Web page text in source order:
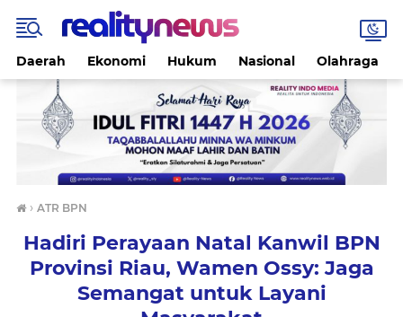
Daerah Ekonomi Hukum Nasional Olahraga
› ATR BPN
Hadiri Perayaan Natal Kanwil BPN
Provinsi Riau, Wamen Ossy: Jaga
Semangat untuk Layani